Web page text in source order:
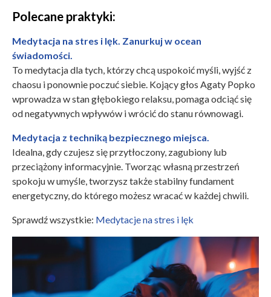
Polecane praktyki:
Medytacja na stres i lęk. Zanurkuj w ocean
świadomości.
To medytacja dla tych, którzy chcą uspokoić myśli, wyjść z
chaosu i ponownie poczuć siebie. Kojący głos Agaty Popko
wprowadza w stan głębokiego relaksu, pomaga odciąć się
od negatywnych wpływów i wrócić do stanu równowagi.
Medytacja z techniką bezpiecznego miejsca.
Idealna, gdy czujesz się przytłoczony, zagubiony lub
przeciążony informacyjnie. Tworząc własną przestrzeń
spokoju w umyśle, tworzysz także stabilny fundament
energetyczny, do którego możesz wracać w każdej chwili.
Sprawdź wszystkie: Medytacje na stres i lęk